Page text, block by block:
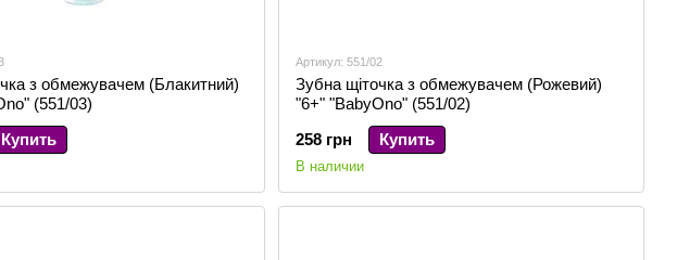
з обмежувачем (Блакитний)
(551/03)
Купить
Артикул: 551/02
Зубна щіточка з обмежувачем (Рожевий)
"6+" "BabyOno" (551/02)
258 грн
Купить
В наличии